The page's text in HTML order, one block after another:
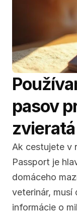
pasov
zvieratá
Ak cestujete v
Passport je
domáceho
veterinár,
informácie o